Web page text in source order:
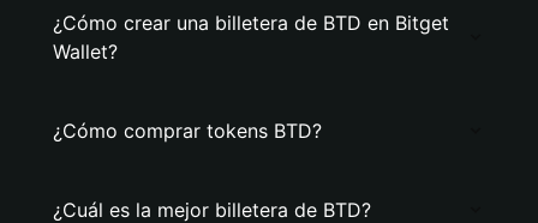
¿Cómo crear una billetera de BTD en Bitget
Wallet?
¿Cómo comprar tokens BTD?
¿Cuál es la mejor billetera de BTD?